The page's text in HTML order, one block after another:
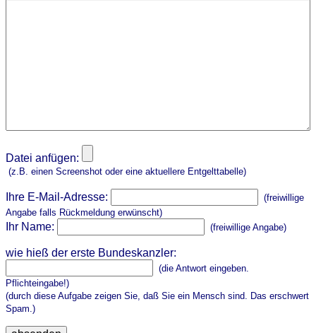
Datei anfügen:
(z.B. einen Screenshot oder eine aktuellere Entgelttabelle)
Ihre E-Mail-Adresse:
(freiwillige
Angabe falls Rückmeldung erwünscht)
Ihr Name: (freiwillige Angabe)
wie hieß der erste Bundeskanzler:
(die Antwort eingeben.
Pflichteingabe!)
(durch diese Aufgabe zeigen Sie, daß Sie ein Mensch sind. Das erschwert
Spam.)